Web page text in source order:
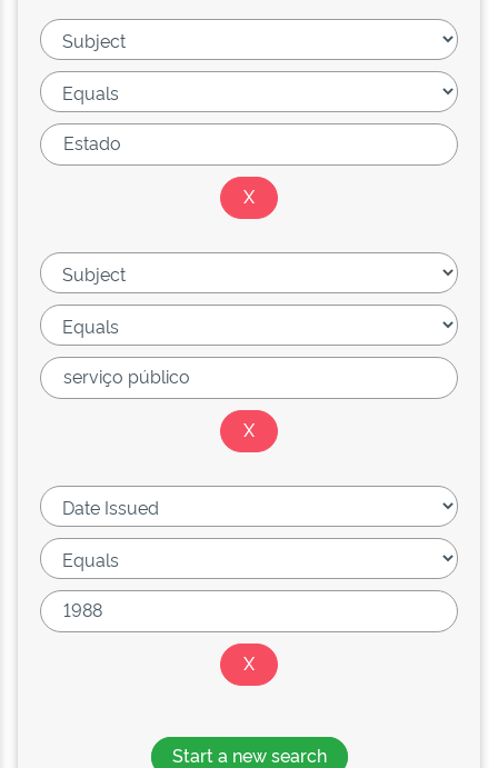
Start a new search